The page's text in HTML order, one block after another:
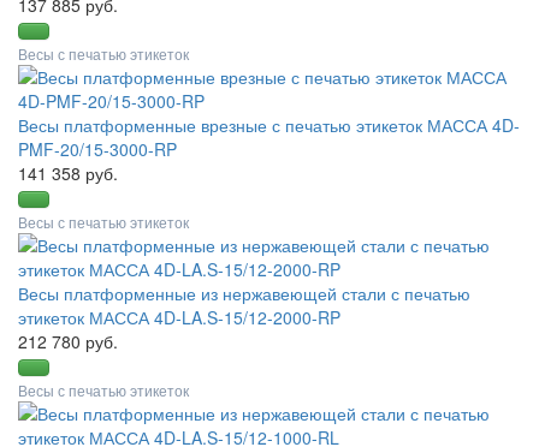
Весы с печатью этикеток
Весы платформенные врезные с печатью этикеток МАССА 4D-
PMF-20/15-3000-RP
141 358 руб.
Весы с печатью этикеток
Весы платформенные из нержавеющей стали с печатью
этикеток МАССА 4D-LA.S-15/12-2000-RP
212 780 руб.
Весы с печатью этикеток